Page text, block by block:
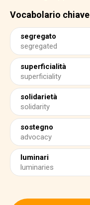
Vocabolario chiave
segregato
segregated
superficialità
superficiality
solidarietà
solidarity
sostegno
advocacy
luminari
luminaries